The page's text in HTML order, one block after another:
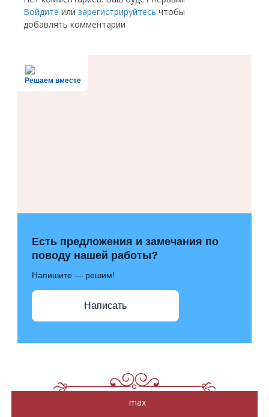
Войдите илизарегистрируйтесь чтобы
добавлять комментарии
Решаем вместе
Есть предложения и замечания по
поводу нашей работы?
Напишите — решим!
Написать
max